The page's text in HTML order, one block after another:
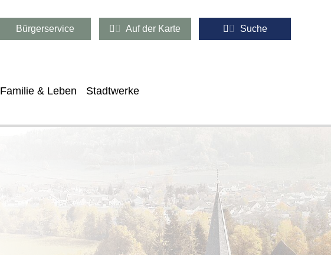
Bürgerservice Auf der Karte Suche
Familie & Leben Stadtwerke